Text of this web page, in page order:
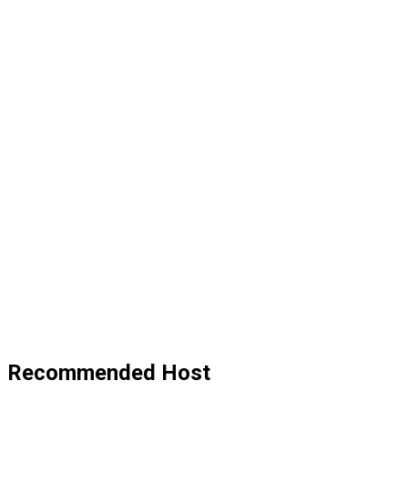
Recommended Host